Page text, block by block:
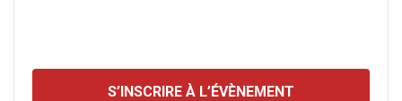
S’INSCRIRE À L’ÉVÈNEMENT